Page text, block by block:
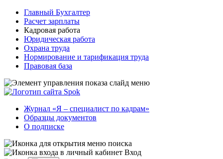
Главный Бухгалтер
Расчет зарплаты
Кадровая работа
Юридическая работа
Охрана труда
Нормирование и тарификация труда
Правовая база
Журнал «Я – специалист по кадрам»
Образцы документов
О подписке
Вход